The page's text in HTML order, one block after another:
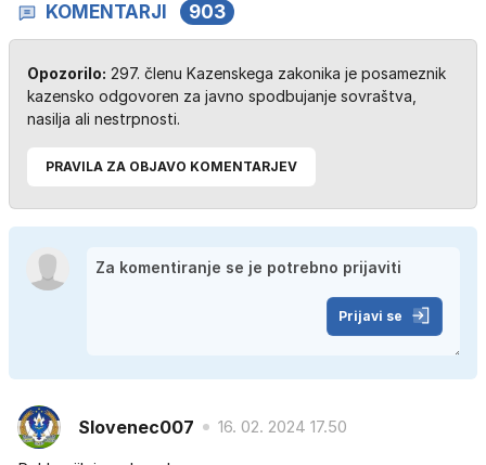
KOMENTARJI 903
Opozorilo: 297. členu Kazenskega zakonika je posameznik
kazensko odgovoren za javno spodbujanje sovraštva,
nasilja ali nestrpnosti.
PRAVILA ZA OBJAVO KOMENTARJEV
Prijavi se
Slovenec007 16. 02. 2024 17.50